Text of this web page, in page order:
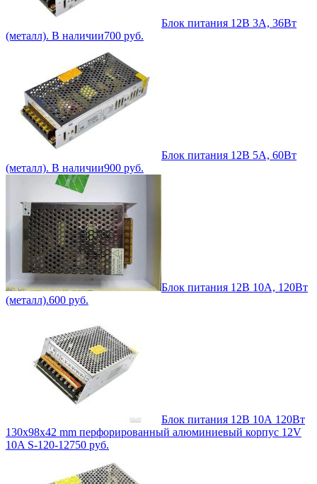
Блок питания 12В 3А, 36Вт
(металл). В наличии700 руб.
Блок питания 12В 5А, 60Вт
(металл). В наличии900 руб.
Блок питания 12В 10А, 120Вт
(металл).600 руб.
Блок питания 12В 10А 120Вт
130x98x42 mm перфорированный алюминиевый корпус 12V
10A S-120-12750 руб.